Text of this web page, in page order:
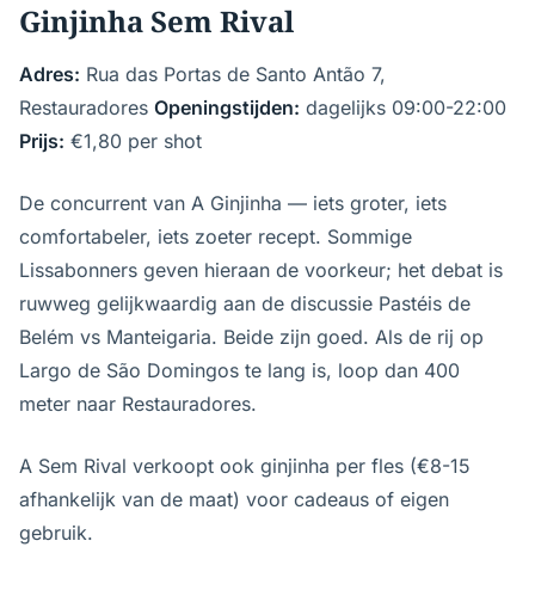
Ginjinha Sem Rival
Adres: Rua das Portas de Santo Antão 7,
Restauradores Openingstijden: dagelijks 09:00-22:00
Prijs: €1,80 per shot
De concurrent van A Ginjinha — iets groter, iets
comfortabeler, iets zoeter recept. Sommige
Lissabonners geven hieraan de voorkeur; het debat is
ruwweg gelijkwaardig aan de discussie Pastéis de
Belém vs Manteigaria. Beide zijn goed. Als de rij op
Largo de São Domingos te lang is, loop dan 400
meter naar Restauradores.
A Sem Rival verkoopt ook ginjinha per fles (€8-15
afhankelijk van de maat) voor cadeaus of eigen
gebruik.